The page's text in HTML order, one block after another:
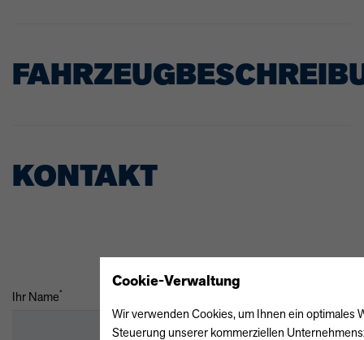
KONTAKT
Ihr Name*
Cookie-Verwaltung
Wir verwenden Cookies, um Ihnen ein optimales
Steuerung unserer kommerziellen